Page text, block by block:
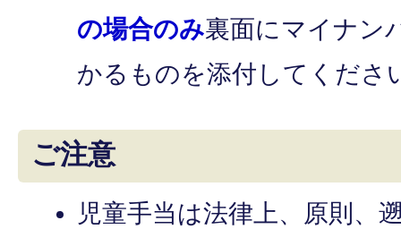
の場合のみ裏面にマイナン
かるものを添付してくださ
ご注意
児童手当は法律上、原則、